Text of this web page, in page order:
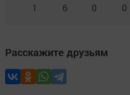
1 6 0 0
Расскажите друзьям